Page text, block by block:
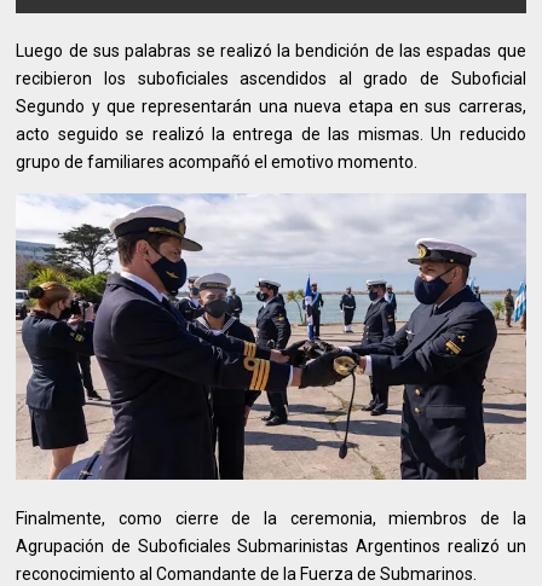
Luego de sus palabras se realizó la bendición de las espadas que
recibieron los suboficiales ascendidos al grado de Suboficial
Segundo y que representarán una nueva etapa en sus carreras,
acto seguido se realizó la entrega de las mismas. Un reducido
grupo de familiares acompañó el emotivo momento.
Finalmente, como cierre de la ceremonia, miembros de la
Agrupación de Suboficiales Submarinistas Argentinos realizó un
reconocimiento al Comandante de la Fuerza de Submarinos.